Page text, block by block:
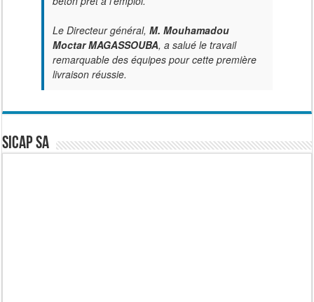
Le Directeur général, M. Mouhamadou
Moctar MAGASSOUBA, a salué le travail
remarquable des équipes pour cette première
livraison réussie.
SICAP SA